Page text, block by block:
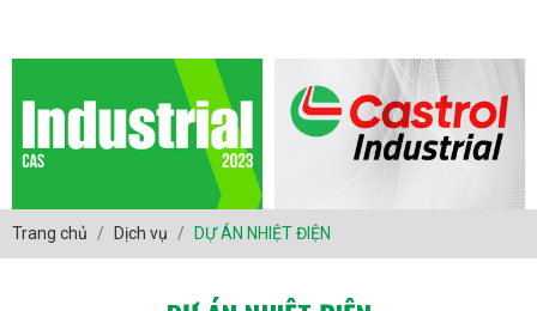
Trang chủ Dịch vụ DỰ ÁN NHIỆT ĐIỆN